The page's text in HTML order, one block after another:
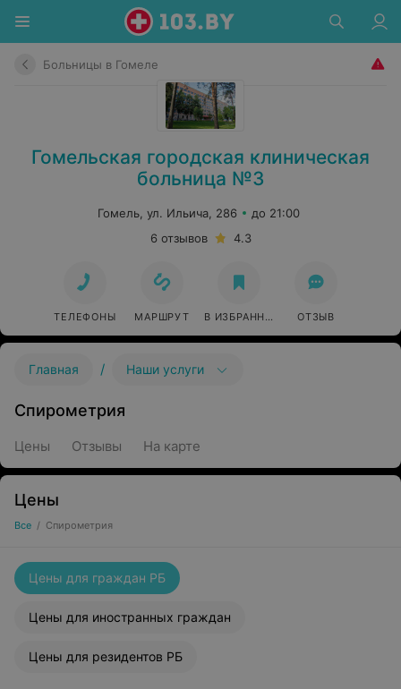
Больницы в Гомеле
Гомельская городская клиническая
больница №3
Гомель, ул. Ильича, 286
до 21:00
6 отзывов
4.3
ТЕЛЕФОНЫ МАРШРУТ В ИЗБРАННОЕ ОТЗЫВ
Главная / Наши услуги
Спирометрия
Цены Отзывы На карте
Цены
Все / Спирометрия
Цены для граждан РБ
Цены для иностранных граждан
Цены для резидентов РБ